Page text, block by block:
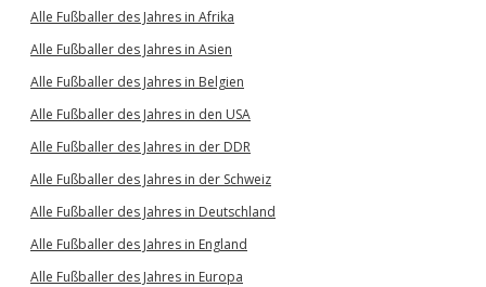
Alle Fußballer des Jahres in Afrika
Alle Fußballer des Jahres in Asien
Alle Fußballer des Jahres in Belgien
Alle Fußballer des Jahres in den USA
Alle Fußballer des Jahres in der DDR
Alle Fußballer des Jahres in der Schweiz
Alle Fußballer des Jahres in Deutschland
Alle Fußballer des Jahres in England
Alle Fußballer des Jahres in Europa